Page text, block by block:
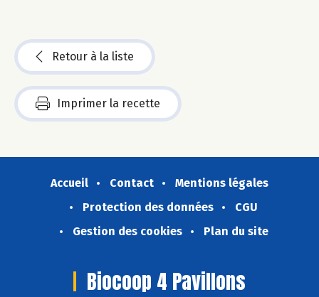
Retour à la liste
Imprimer la recette
Accueil Contact
Mentions légales
Protection des données
CGU
Gestion des cookies
Plan du site
Biocoop 4 Pavillons